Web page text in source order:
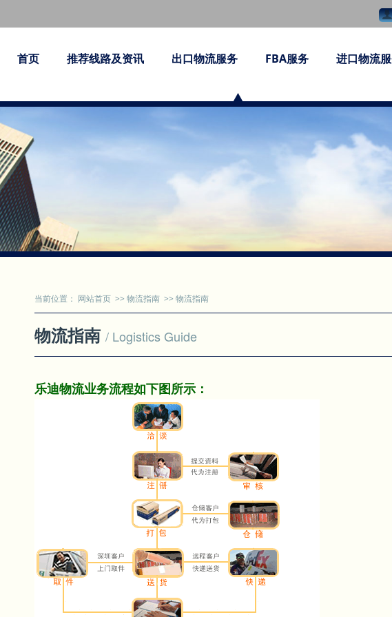
首页 推荐线路及资讯 出口物流服务 FBA服务 进口物流
当前位置： 网站首页 >> 物流指南 >> 物流指南
物流指南 / Logistics Guide
乐迪物流业务流程如下图所示：